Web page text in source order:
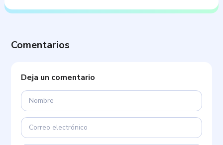
Comentarios
Deja un comentario